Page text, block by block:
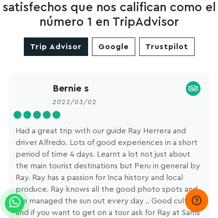
satisfechos que nos califican como el
número 1 en TripAdvisor
Trip Advisor Google Trustpilot
Bernie s
2023/03/02
Had a great trip with our guide Ray Herrera and
driver Alfredo. Lots of good experiences in a short
period of time 4 days. Learnt a lot not just about
the main tourist destinations but Peru in general by
Ray. Ray has a passion for Inca history and local
produce. Ray knows all the good photo spots and
we managed the sun out every day .. Good culture
and if you want to get on a tour ask for Ray at Sams